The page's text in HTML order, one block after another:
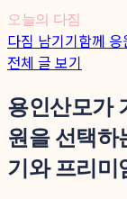
오늘의 다짐
다짐 남기기함께 응
전체 글 보기
용인산모가
원을 선택하
기와 프리미